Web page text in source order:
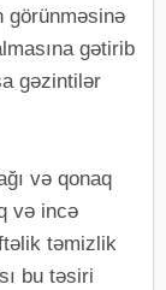
görünməsinə
gətirib
gəzintilər
və qonaq
və incə
təmizlik
bu təsiri